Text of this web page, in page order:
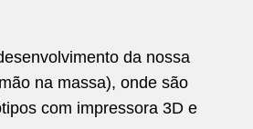
da nossa
na massa), onde são
com impressora 3D e